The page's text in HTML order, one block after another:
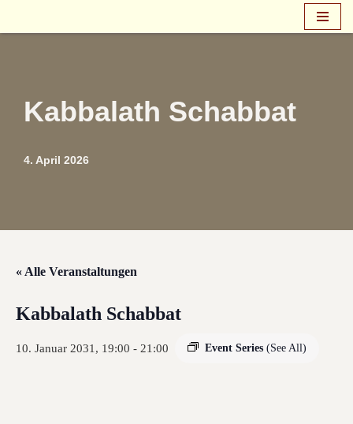
Kabbalath Schabbat
4. April 2026
« Alle Veranstaltungen
Kabbalath Schabbat
10. Januar 2031, 19:00 - 21:00 Event Series (See All)